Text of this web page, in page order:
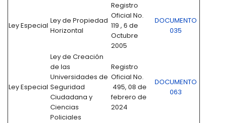
Ley Especial
Ley de Propiedad
Horizontal
Registro
Oficial No.
119 , 6 de
Octubre
2005
DOCUMENTO
035
Ley Especial
Ley de Creación
de las
Universidades de
Seguridad
Ciudadana y
Ciencias
Policiales
Registro
Oficial No.
495, 08 de
febrero de
2024
DOCUMENTO
063